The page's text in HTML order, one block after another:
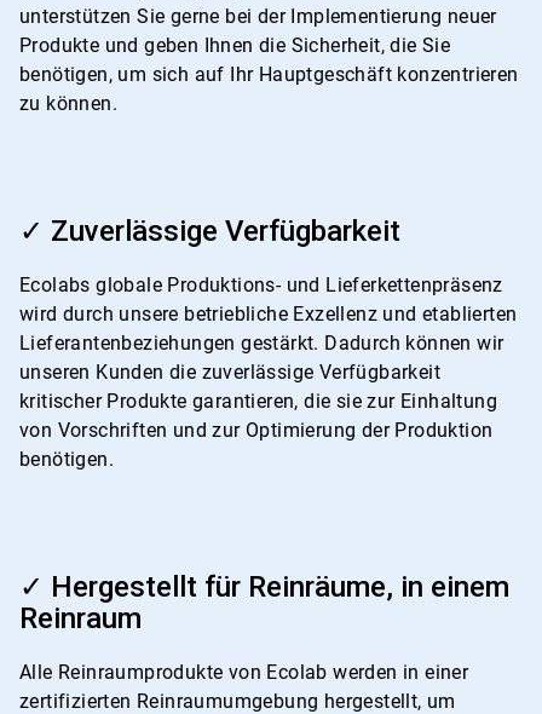
unterstützen Sie gerne bei der Implementierung neuer
Produkte und geben Ihnen die Sicherheit, die Sie
benötigen, um sich auf Ihr Hauptgeschäft konzentrieren
zu können.
✓ Zuverlässige Verfügbarkeit
Ecolabs globale Produktions- und Lieferkettenpräsenz
wird durch unsere betriebliche Exzellenz und etablierten
Lieferantenbeziehungen gestärkt. Dadurch können wir
unseren Kunden die zuverlässige Verfügbarkeit
kritischer Produkte garantieren, die sie zur Einhaltung
von Vorschriften und zur Optimierung der Produktion
benötigen.
✓ Hergestellt für Reinräume, in einem
Reinraum
Alle Reinraumprodukte von Ecolab werden in einer
zertifizierten Reinraumumgebung hergestellt, um